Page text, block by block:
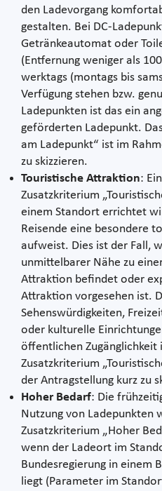
den Ladevorgang
gestalten. Bei DC-
Getränkeautomat oder
(Entfernung weniger als
werktags (montags bis
Verfügung stehen bzw.
Ladepunkten ist das ein
geförderten Ladepunkt.
am Ladepunkt“ ist im
zu skizzieren.
Touristische Attraktion:
Zusatzkriterium
einem Standort errichtet
Reisende eine besondere
aufweist. Dies ist der Fall,
unmittelbarer Nähe zu
Attraktion befindet oder
Attraktion vorgesehen ist.
Sehenswürdigkeiten,
oder kulturelle
öffentlichen Zugänglichkeit
Zusatzkriterium
der Antragstellung kurz zu
Hoher Bedarf: Die
Nutzung von Ladepunkten
Zusatzkriterium „Hoher
wenn der Ladeort im
Bundesregierung in einem
liegt (Parameter im